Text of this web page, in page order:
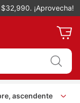
¡Aprovecha!
ascendente